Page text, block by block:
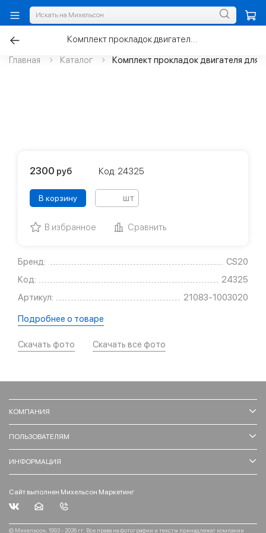
Главная Каталог Комплект прокладок двигателя
Бренд:
CS20
Код:
24325
Артикул:
21083-1003020
Подробнее о товаре
Скачать фото Скачать все фото
2300 руб Код: 24325
В корзину шт
В избранное Сравнить
КОМПАНИЯ
ПОЛЬЗОВАТЕЛЯМ
ИНФОРМАЦИЯ
Сайт выполнен Михельсон Маркетинг
© Михельсон, 1993 - 2026 гг. Все права на фотографии и тексты принадлежат компании